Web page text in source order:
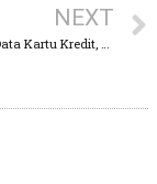
NEXT
4 Orang Bobol Data Kartu Kredit, Alhasil Di Ciduk Polda Jatim